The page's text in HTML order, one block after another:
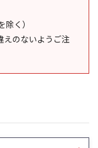
く）
えのないようご注